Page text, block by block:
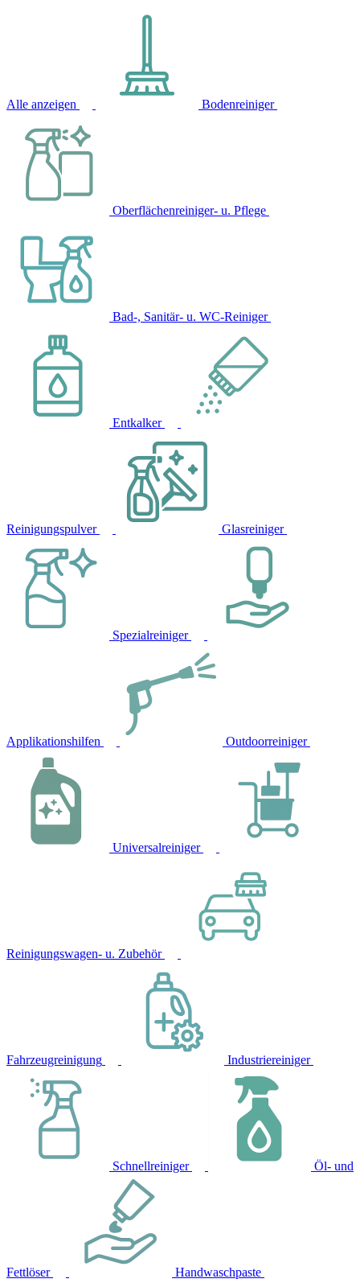
Alle anzeigen Bodenreiniger
Oberflächenreiniger- u. Pflege
Bad-, Sanitär- u. WC-Reiniger
Entkalker
Reinigungspulver Glasreiniger
Spezialreiniger
Applikationshilfen Outdoorreiniger
Universalreiniger
Reinigungswagen- u. Zubehör
Fahrzeugreinigung Industriereiniger
Schnellreiniger Öl- und
Fettlöser Handwaschpaste